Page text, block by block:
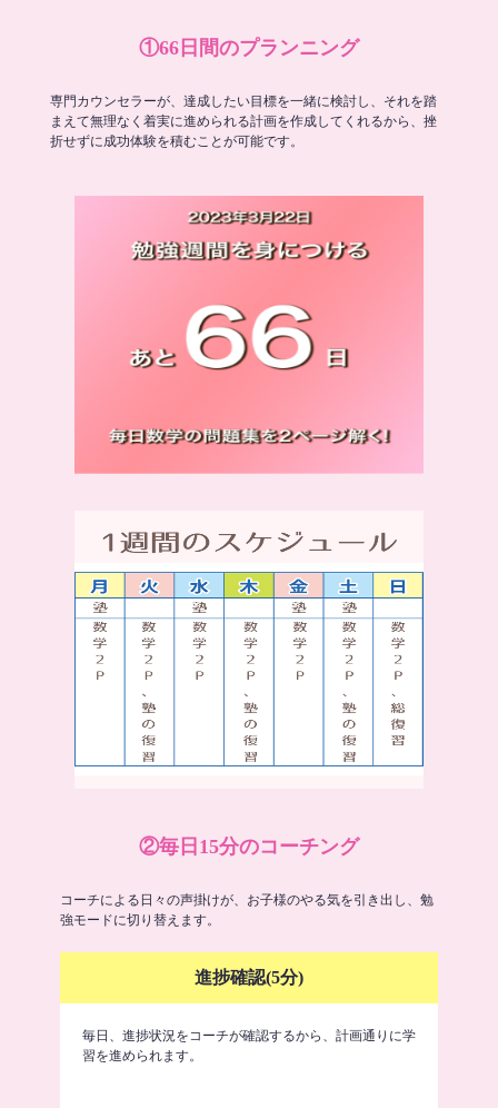
①66日間のプランニング
専門カウンセラーが、達成したい目標を一緒に検討し、それを踏
まえて無理なく着実に進められる計画を作成してくれるから、挫
折せずに成功体験を積むことが可能です。
②毎日15分のコーチング
コーチによる日々の声掛けが、お子様のやる気を引き出し、勉
強モードに切り替えます。
進捗確認(5分)
毎日、進捗状況をコーチが確認するから、計画通りに学
習を進められます。